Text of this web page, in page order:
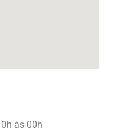
às 00h